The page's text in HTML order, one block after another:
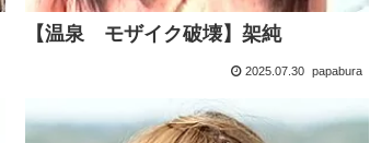
【温泉 モザイク破壊】架純
2025.07.30 papabura